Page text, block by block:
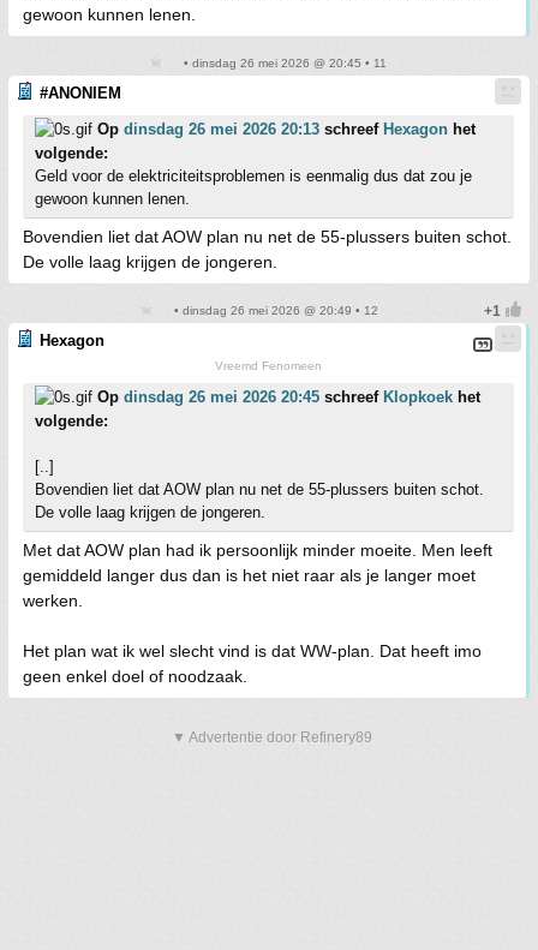
gewoon kunnen lenen.
• dinsdag 26 mei 2026 @ 20:45 • 11
#ANONIEM
Op dinsdag 26 mei 2026 20:13 schreef Hexagon het
volgende:
Geld voor de elektriciteitsproblemen is eenmalig dus dat zou je
gewoon kunnen lenen.
Bovendien liet dat AOW plan nu net de 55-plussers buiten schot.
De volle laag krijgen de jongeren.
• dinsdag 26 mei 2026 @ 20:49 • 12
Hexagon
Vreemd Fenomeen
Op dinsdag 26 mei 2026 20:45 schreef Klopkoek het
volgende:
[..]
Bovendien liet dat AOW plan nu net de 55-plussers buiten schot.
De volle laag krijgen de jongeren.
Met dat AOW plan had ik persoonlijk minder moeite. Men leeft
gemiddeld langer dus dan is het niet raar als je langer moet
werken.
Het plan wat ik wel slecht vind is dat WW-plan. Dat heeft imo
geen enkel doel of noodzaak.
▼ Advertentie door Refinery89